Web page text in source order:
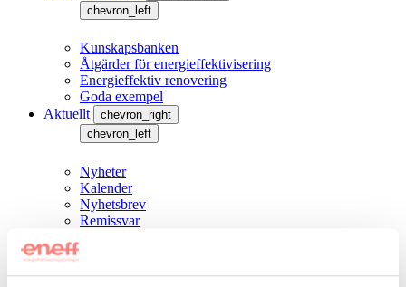
chevron_left
Kunskapsbanken
Åtgärder för energieffektivisering
Energieffektiv renovering
Goda exempel
Aktuellt
chevron_right
chevron_left
Nyheter
Kalender
Nyhetsbrev
Remissvar
Vad gör Eneff
chevron_left